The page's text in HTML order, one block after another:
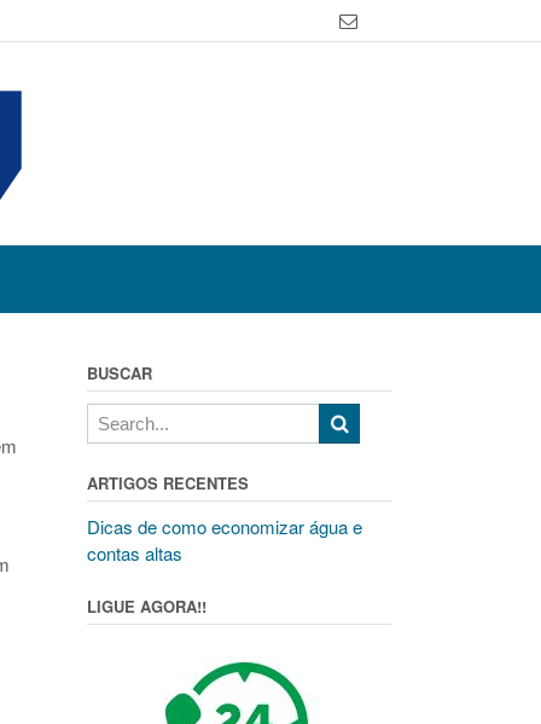
BUSCAR
ARTIGOS RECENTES
Dicas de como economizar água e
contas altas
LIGUE AGORA!!